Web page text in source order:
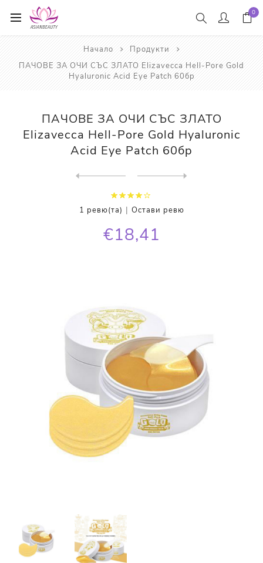
0
Начало
Продукти
ПАЧОВЕ ЗА ОЧИ СЪС ЗЛАТО Elizavecca Hell-Pore Gold
Hyaluronic Acid Eye Patch 60бр
ПАЧОВЕ ЗА ОЧИ СЪС ЗЛАТО
Elizavecca Hell-Pore Gold Hyaluronic
Acid Eye Patch 60бр
1 ревю(та) | Остави ревю
€18,41